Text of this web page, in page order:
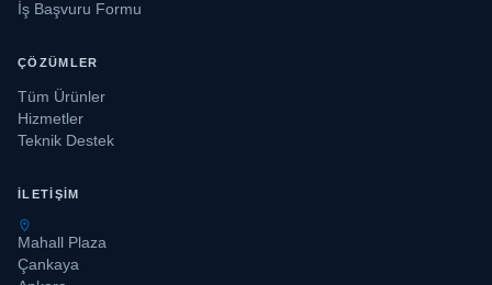
İş Başvuru Formu
ÇÖZÜMLER
Tüm Ürünler
Hizmetler
Teknik Destek
İLETIŞIM
Mahall Plaza
Çankaya